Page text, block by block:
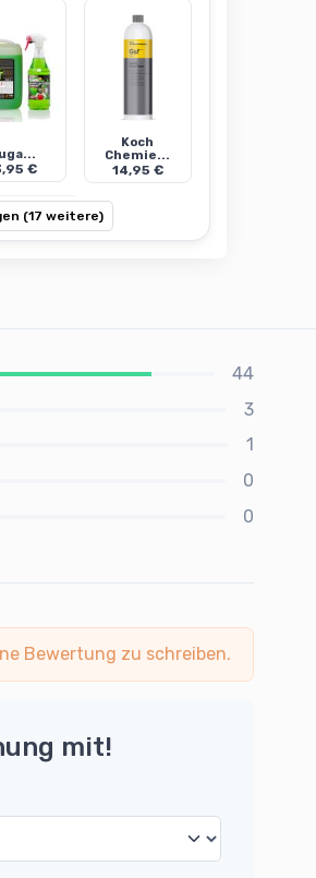
€
Koch
Chemie...
14,95 €
(17 weitere)
44
3
1
0
0
Bewertung zu schreiben.
mit!